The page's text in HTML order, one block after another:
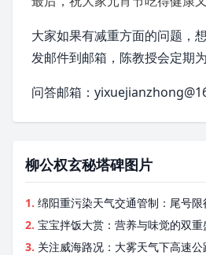
大家如果有减重方面的问题，
发邮件到邮箱，陈教授会定期
问答邮箱：
柳公权玄秘塔碑图片
1. 绵阳重污染天气交通管制：尾号
2. 宝宝拌饭大赏：营养与味觉的双重
3. 关注威海路况：大雾天气下高速